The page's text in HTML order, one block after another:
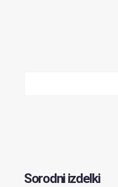
Sorodni izdelki